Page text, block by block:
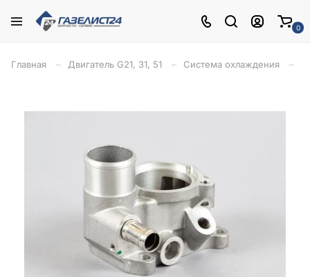
0
Главная Двигатель G21, 31, 51 Система охлаждения